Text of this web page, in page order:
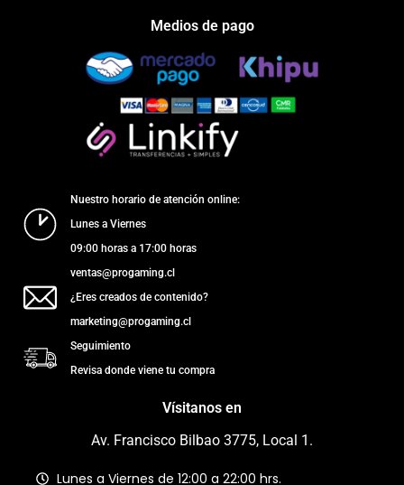
Medios de pago
Nuestro horario de atención online:
Lunes a Viernes
09:00 horas a 17:00 horas
ventas@progaming.cl
¿Eres creados de contenido?
marketing@progaming.cl
Seguimiento
Revisa donde viene tu compra
Vísitanos en
Av. Francisco Bilbao 3775, Local 1.
Lunes a Viernes de 12:00 a 22:00 hrs.